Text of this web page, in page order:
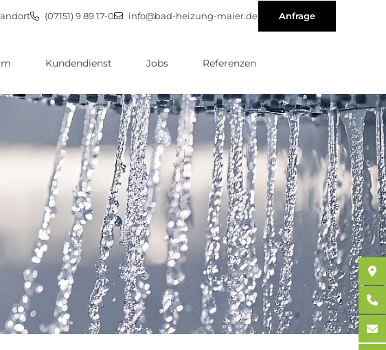
(07151) 9 89 17-0 info@bad-heizung-maier.de Anfrage
Kundendienst Jobs Referenzen